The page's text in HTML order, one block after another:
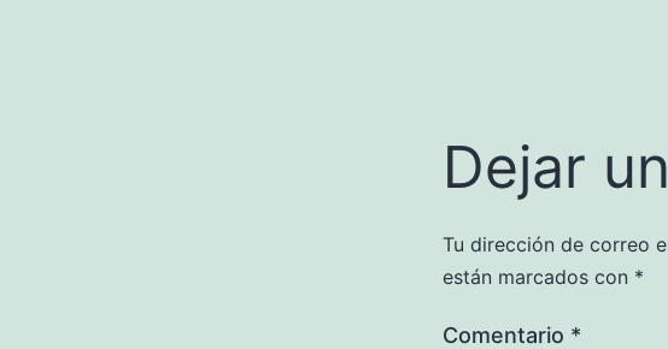
Dejar
Tu dirección de correo
están marcados con *
Comentario *